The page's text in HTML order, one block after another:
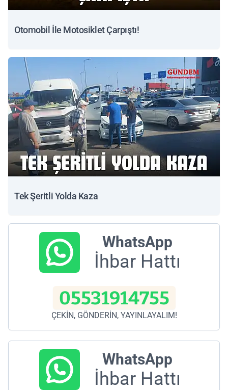
Otomobil İle Motosiklet Çarpıştı!
Tek Şeritli Yolda Kaza
WhatsApp
İhbar Hattı
05531914755
ÇEKİN, GÖNDERİN, YAYINLAYALIM!
WhatsApp
İhbar Hattı